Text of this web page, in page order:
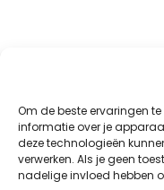
Om de beste ervaringen
informatie over je
deze technologieën
verwerken. Als je geen
nadelige invloed hebben